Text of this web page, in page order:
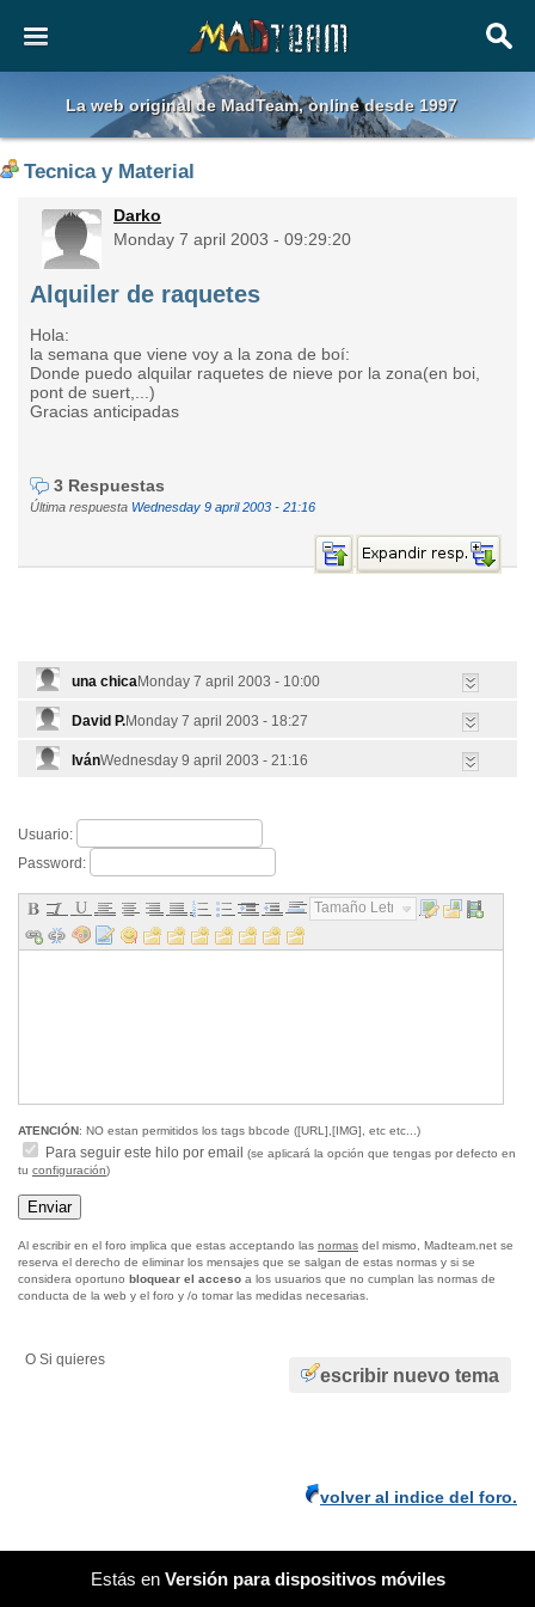
La web original de MadTeam, online desde 1997
Tecnica y Material
Darko
Monday 7 april 2003 - 09:29:20
Alquiler de raquetes
Hola:
la semana que viene voy a la zona de boí:
Donde puedo alquilar raquetes de nieve por la zona(en boi,
pont de suert,...)
Gracias anticipadas
3 Respuestas
Última respuesta Wednesday 9 april 2003 - 21:16
una chicaMonday 7 april 2003 - 10:00
David P.Monday 7 april 2003 - 18:27
IvánWednesday 9 april 2003 - 21:16
Usuario:
Password:
Tamaño Letra...
ATENCIÓN: NO estan permitidos los tags bbcode ([URL],[IMG], etc etc...)
Para seguir este hilo por email
(se aplicará la opción que tengas por defecto en
tu configuración)
Al escribir en el foro implica que estas acceptando las normas del mismo, Madteam.net se
reserva el derecho de eliminar los mensajes que se salgan de estas normas y si se
considera oportuno bloquear el acceso a los usuarios que no cumplan las normas de
conducta de la web y el foro y /o tomar las medidas necesarias.
escribir nuevo tema
O Si quieres
volver al indice del foro.
Estás en Versión para dispositivos móviles